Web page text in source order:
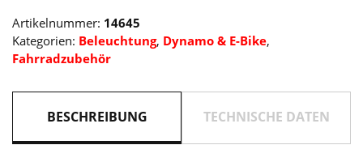
Artikelnummer: 14645
Kategorien: Beleuchtung, Dynamo & E-Bike,
Fahrradzubehör
BESCHREIBUNG TECHNISCHE DATEN